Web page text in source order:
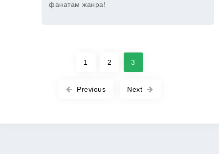
фанатам жанра!
Previous
1 2 3
Next